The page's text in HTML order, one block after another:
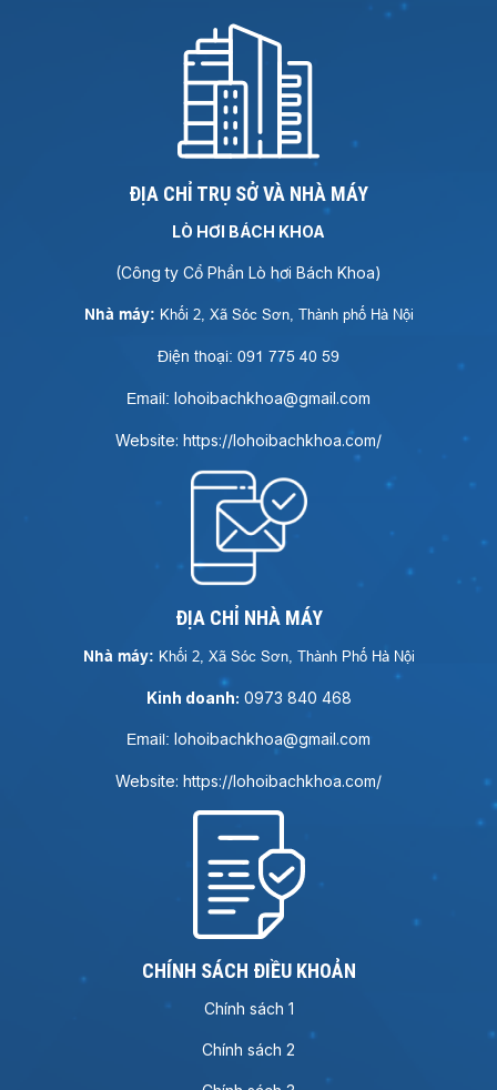
ĐỊA CHỈ TRỤ SỞ VÀ NHÀ MÁY
LÒ HƠI BÁCH KHOA
(Công ty Cổ Phần Lò hơi Bách Khoa)
Nhà máy: Khối 2, Xã Sóc Sơn, Thành phố Hà Nội
Điện thoại: 091 775 40 59
Email: lohoibachkhoa@gmail.com
Website: https://lohoibachkhoa.com/
ĐỊA CHỈ NHÀ MÁY
Nhà máy: Khối 2, Xã Sóc Sơn, Thành Phố Hà Nội
Kinh doanh: 0973 840 468
Email: lohoibachkhoa@gmail.com
Website: https://lohoibachkhoa.com/
CHÍNH SÁCH ĐIỀU KHOẢN
Chính sách 1
Chính sách 2